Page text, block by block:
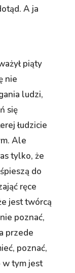
A ja
piąty
nie
ludzi,
się
łudzicie
Ale
tylko, że
do
ręce
jest twórcą
poznać,
przede
poznać,
w tym jest